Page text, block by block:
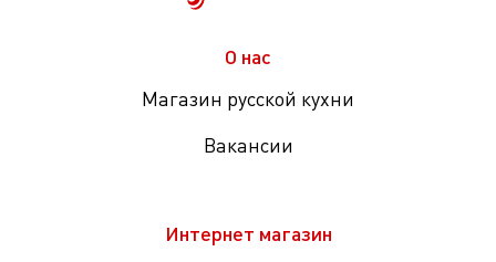
О нас
Магазин русской кухни
Вакансии
Интернет магазин